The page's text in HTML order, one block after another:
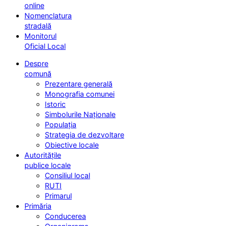
online
Nomenclatura
stradală
Monitorul
Oficial Local
Despre
comună
Prezentare generală
Monografia comunei
Istoric
Simbolurile Naționale
Populația
Strategia de dezvoltare
Obiective locale
Autoritățile
publice locale
Consiliul local
RUTI
Primarul
Primăria
Conducerea